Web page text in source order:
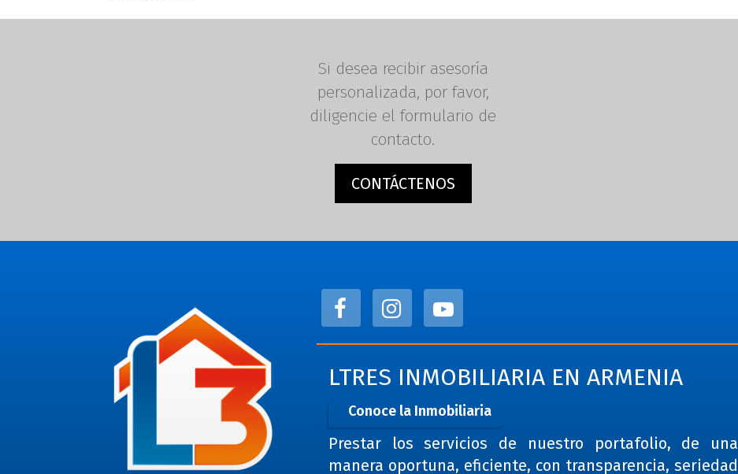
Si desea recibir asesoría
personalizada, por favor,
diligencie el formulario de
contacto.
CONTÁCTENOS
LTRES INMOBILIARIA EN ARMENIA
Conoce la Inmobiliaria
Prestar los servicios de nuestro portafolio, de una
manera oportuna, eficiente, con transparencia, seriedad